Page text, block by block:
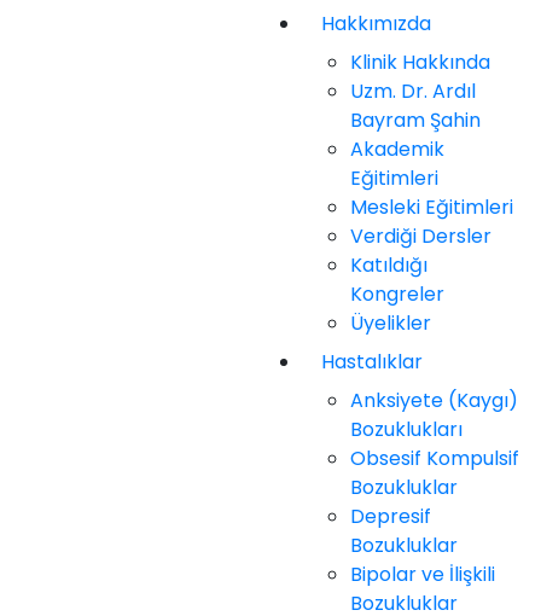
Hakkımızda
Klinik Hakkında
Uzm. Dr. Ardıl
Bayram Şahin
Akademik
Eğitimleri
Mesleki Eğitimleri
Verdiği Dersler
Katıldığı
Kongreler
Üyelikler
Hastalıklar
Anksiyete (Kaygı)
Bozuklukları
Obsesif Kompulsif
Bozukluklar
Depresif
Bozukluklar
Bipolar ve İlişkili
Bozukluklar